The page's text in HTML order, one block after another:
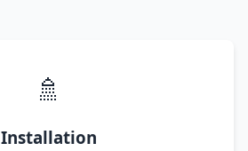
🚿
Installation